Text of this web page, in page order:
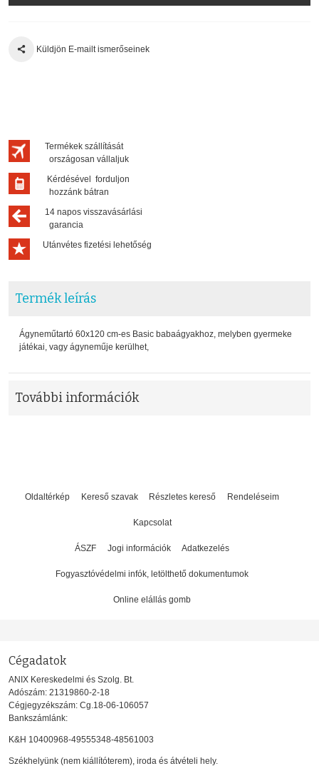
Küldjön E-mailt ismerőseinek
Termékek szállítását
országosan vállaljuk
Kérdésével forduljon
hozzánk bátran
14 napos visszavásárlási
garancia
Utánvétes fizetési lehetőség
Termék leírás
Ágyneműtartó 60x120 cm-es Basic babaágyakhoz, melyben gyermeke
játékai, vagy ágyneműje kerülhet,
További információk
Oldaltérkép Kereső szavak Részletes kereső Rendeléseim
Kapcsolat
ÁSZF Jogi információk Adatkezelés
Fogyasztóvédelmi infók, letölthető dokumentumok
Online elállás gomb
Cégadatok
ANIX Kereskedelmi és Szolg. Bt.
Adószám: 21319860-2-18
Cégjegyzékszám: Cg.18-06-106057
Bankszámlánk:
K&H 10400968-49555348-48561003
Székhelyünk (nem kiállítóterem), iroda és átvételi hely.